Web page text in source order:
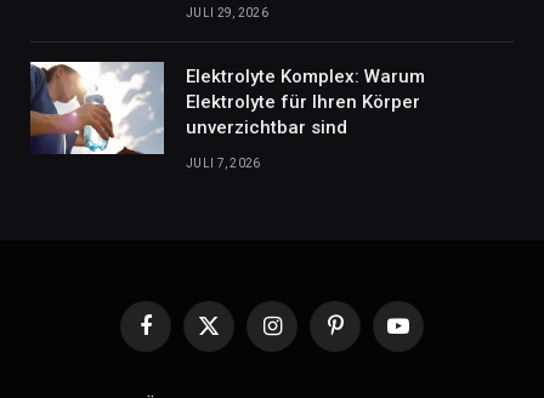
JULI 29, 2026
Elektrolyte Komplex: Warum
Elektrolyte für Ihren Körper
unverzichtbar sind
JULI 7, 2026
Facebook
X
InstagramPinterestYouTube